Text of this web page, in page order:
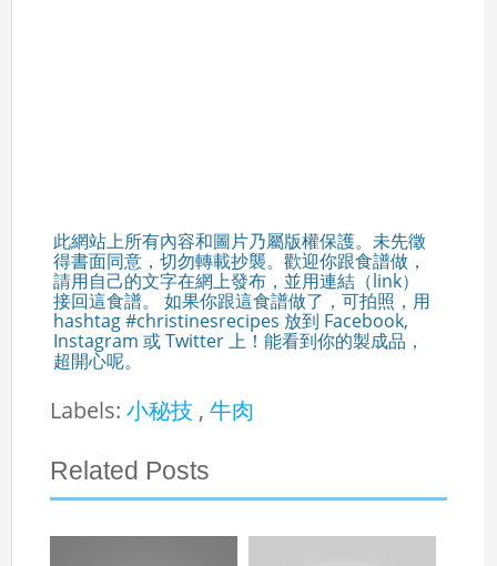
此網站上所有內容和圖片乃屬版權保護。未先徵
得書面同意，切勿轉載抄襲。歡迎你跟食譜做，
請用自己的文字在網上發布，並用連結（link）
接回這食譜。 如果你跟這食譜做了，可拍照，用
hashtag #christinesrecipes 放到 Facebook,
Instagram 或 Twitter 上！能看到你的製成品，
超開心呢。
Labels:小秘技 ,牛肉
Related Posts